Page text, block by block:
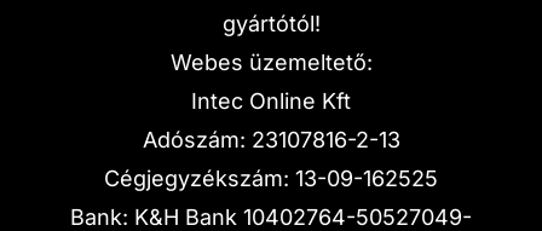
gyártótól!
Webes üzemeltető:
Intec Online Kft
Adószám: 23107816-2-13
Cégjegyzékszám: 13-09-162525
Bank: K&H Bank 10402764-50527049-